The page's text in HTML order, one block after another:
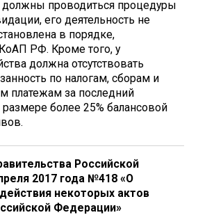
должны проводиться процедуры
его деятельность не
в порядке,
РФ. Кроме того, у
должна отсутствовать
по налогам, сборам и
платежам за последний
более 25% балансовой
Российской
2017 года №418 «О
некоторых актов
Федерации»